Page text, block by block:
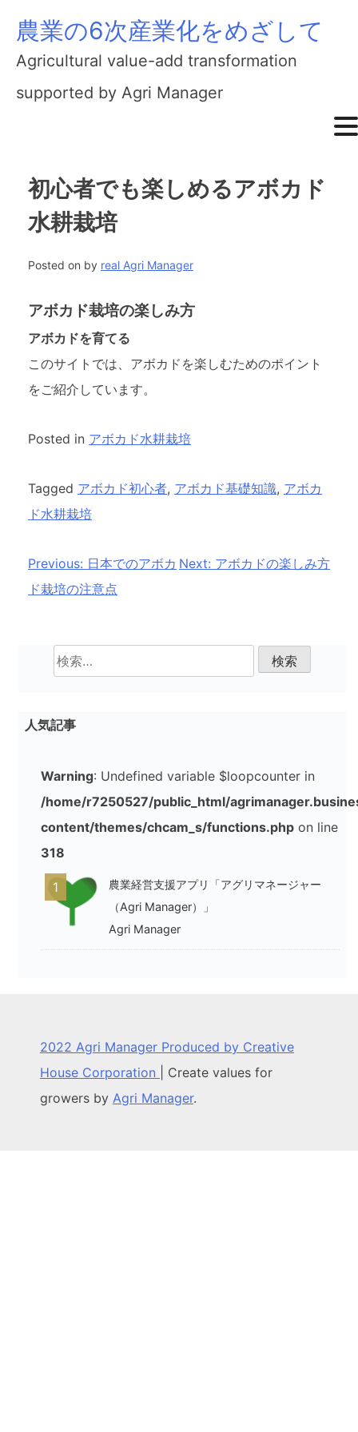
Skip農業の6次産業化をめざして
Agricultural value-add transformation
supported by Agri Manager
初心者でも楽しめるアボカド
水耕栽培
Posted on by real Agri Manager
アボカド栽培の楽しみ方
アボカドを育てる
このサイトでは、アボカドを楽しむためのポイント
をご紹介しています。
Posted in アボカド水耕栽培
Tagged アボカド初心者, アボカド基礎知識, アボカ
ド水耕栽培
投
稿
シ
ン
Previous: 日本でのアボカ
ド栽培の注意点
Next: アボカドの楽しみ方
検
索:
人気記事
Warning: Undefined variable $loopcounter in
/home/r7250527/public_html/
content/themes/chcam_s/functions.php on line
318
1
農業経営支援アプリ「アグリマネージャー
（Agri Manager）」
Agri Manager
2022 Agri Manager Produced by Creative
House Corporation
Create values for
growers by Agri Manager.